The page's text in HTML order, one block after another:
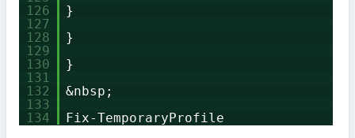
126
}
127
128
}
129
130
}
131
132
&nbsp;
133
134
Fix-TemporaryProfile